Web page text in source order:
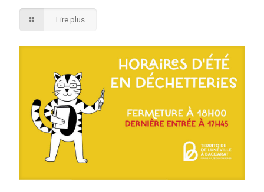
Lire plus